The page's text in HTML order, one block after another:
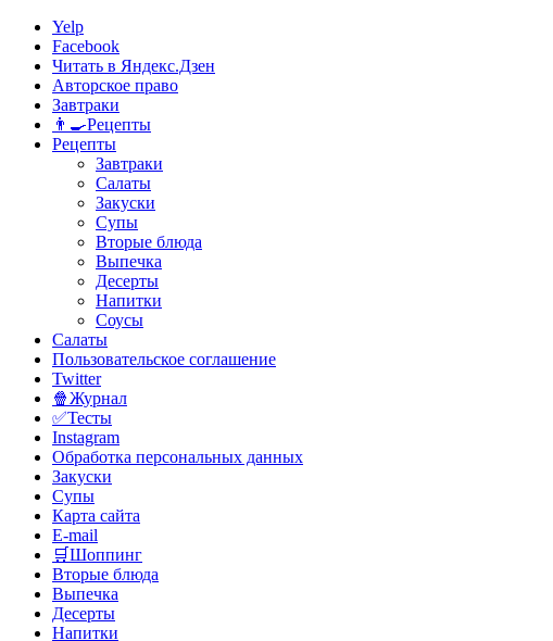
Yelp
Facebook
Читать в Яндекс.Дзен
Авторское право
Завтраки
👨‍🍳Рецепты
Рецепты
Завтраки
Салаты
Закуски
Супы
Вторые блюда
Выпечка
Десерты
Напитки
Соусы
Салаты
Пользовательское соглашение
Twitter
🍿Журнал
✅Тесты
Instagram
Обработка персональных данных
Закуски
Супы
Карта сайта
E-mail
🛒Шоппинг
Вторые блюда
Выпечка
Десерты
Напитки